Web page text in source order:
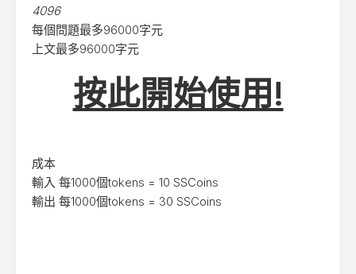
4096
每個問題最多96000字元
上文最多96000字元
按此開始使用!
成本
輸入 每1000個tokens = 10 SSCoins
輸出 每1000個tokens = 30 SSCoins